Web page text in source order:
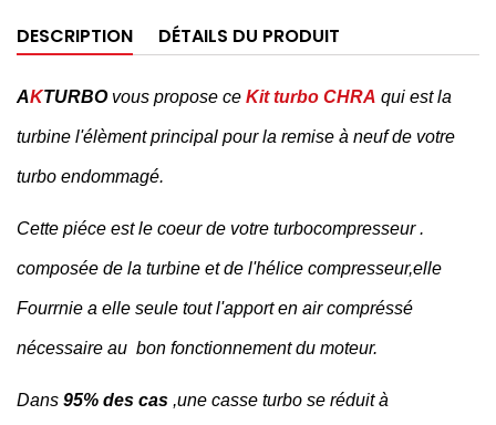
DESCRIPTION DÉTAILS DU PRODUIT
AKTURBOvous propose ce Kit turbo CHRA qui est la
turbine l'élèmentprincipal pour la remise à neuf de votre
turbo endommagé.
Cette piéce est le coeurde votre turbocompresseur .
composée de la turbine et de l'hélice compresseur,elle
Fourrnie a elle seule tout l'apport en aircompréssé
nécessaire au bon fonctionnement du moteur.
Dans 95% des cas ,une casse turbo se réduit à